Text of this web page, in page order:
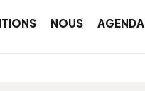
NOUS AGENDA